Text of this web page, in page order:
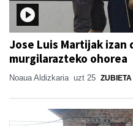
Jose Luis Martijak
murgilarazteko ohorea
Noaua Aldizkaria uzt 25 ZUBIETA